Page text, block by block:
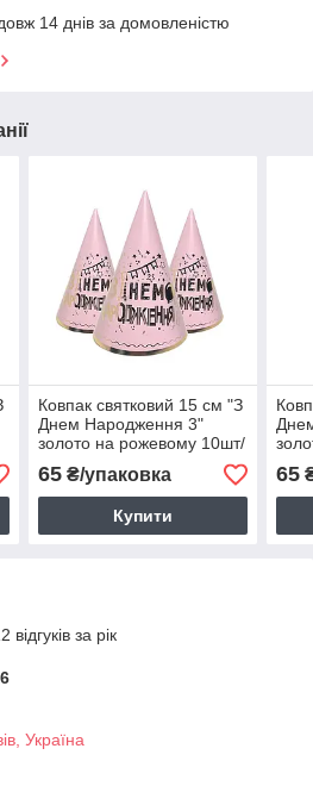
14 днів за домовленістю
Ковпак святковий 15 см "З
Днем Народження 3"
золото на рожевому 10шт/
упаковка
65₴/упаковка
Купити
65
за рік
Україна